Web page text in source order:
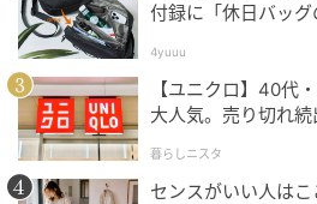
付録に「休日バッ
4yuuu
【ユニクロ】40代
大人気。売り切れ
暮らしニスタ
センスがいい人は